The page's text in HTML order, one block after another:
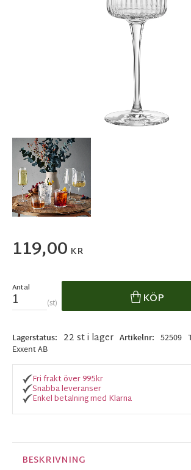
119,00 KR
Antal
st KÖP
Lagerstatus 22 st i lager Artikelnr 52509
Exxent AB
Fri frakt över 995kr
Snabba leveranser
Enkel betalning med Klarna
BESKRIVNING